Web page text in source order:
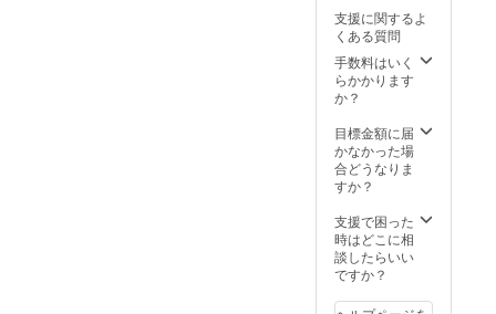
はL,XL
からお
選びい
ただけ
ツの写
真は選
手が使
のにな
ります
ので、
色が変
います
紺,紺赤
から、
サイズ
はL,XL
からお
ただけ
ます。
ご希望
のお名
（ニッ
クネー
ム）を
備考欄
入いた
ら、備
考欄に
記入を
お願い
いたし
※選手
カード
は選手
の写真
た手作
りにな
りま
す。丁
らせて
支援に関するよ
くある質問
手数料はいく
らかかります
か？
目標金額に届
かなかった場
合どうなりま
すか？
支援で困った
時はどこに相
談したらいい
ですか？